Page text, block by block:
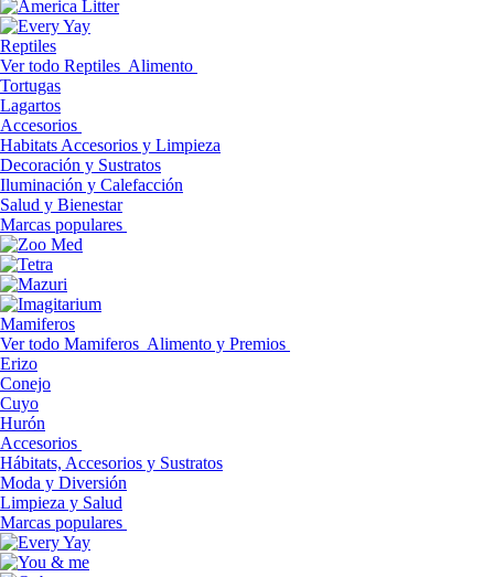
Reptiles
Ver todo Reptiles Alimento
Tortugas
Lagartos
Accesorios
Habitats Accesorios y Limpieza
Decoración y Sustratos
Iluminación y Calefacción
Salud y Bienestar
Marcas populares
Mamiferos
Ver todo Mamiferos Alimento y Premios
Erizo
Conejo
Cuyo
Hurón
Accesorios
Hábitats, Accesorios y Sustratos
Moda y Diversión
Limpieza y Salud
Marcas populares